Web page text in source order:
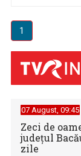
1
07 August, 09:45
Zeci de
judeţul
zile